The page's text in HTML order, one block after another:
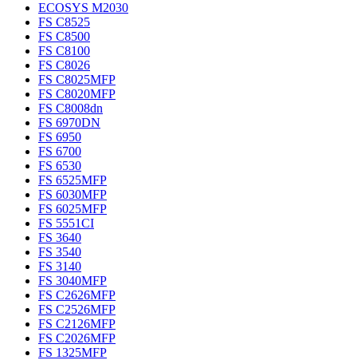
ECOSYS M2030
FS C8525
FS C8500
FS C8100
FS C8026
FS C8025MFP
FS C8020MFP
FS C8008dn
FS 6970DN
FS 6950
FS 6700
FS 6530
FS 6525MFP
FS 6030MFP
FS 6025MFP
FS 5551CI
FS 3640
FS 3540
FS 3140
FS 3040MFP
FS C2626MFP
FS C2526MFP
FS C2126MFP
FS C2026MFP
FS 1325MFP